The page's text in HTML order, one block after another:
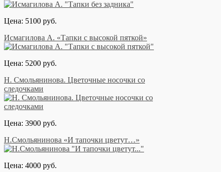
Цена: 5100 руб.
Исмагилова А. «Тапки с высокой пяткой»
Цена: 5200 руб.
Н. Смольянинова. Цветочные носочки со
следочками
Цена: 3900 руб.
Н.Смольянинова «И тапочки цветут…»
Цена: 4000 руб.